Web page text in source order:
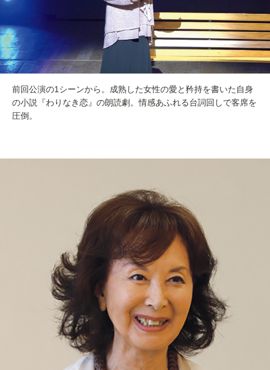
前回公演の1シーンから。成熟した女性の愛と矜持を書いた自身
の小説『わりなき恋』の朗読劇。情感あふれる台詞回しで客席を
圧倒。